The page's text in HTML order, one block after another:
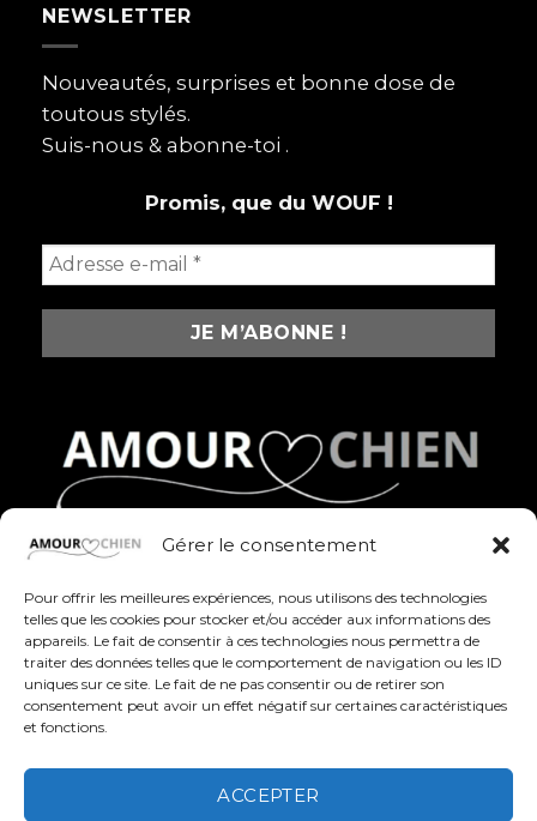
Gérer le consentement
Pour offrir les meilleures expériences, nous utilisons des technologies
telles que les cookies pour stocker et/ou accéder aux informations des
appareils. Le fait de consentir à ces technologies nous permettra de
traiter des données telles que le comportement de navigation ou les ID
uniques sur ce site. Le fait de ne pas consentir ou de retirer son
consentement peut avoir un effet négatif sur certaines caractéristiques
et fonctions.
ACCEPTER
que
humains
NEWSLETTER
Nouveautés, surprises et bonne dose de
toutous stylés.
Suis-nous & abonne-toi .
Promis, que du WOUF !
Des produits fun, stylés et pleins d’amour pour
célébrer nos compagnons à quatre pattes au
quotidien